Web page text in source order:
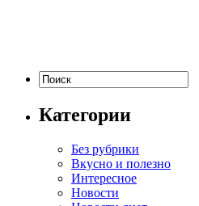
Категории
Без рубрики
Вкусно и полезно
Интересное
Новости